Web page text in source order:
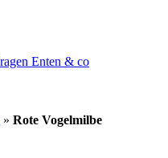
Enten & co
» Rote Vogelmilbe